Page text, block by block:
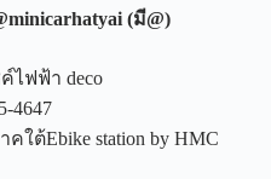
(มี@)
ไฟฟ้า deco
4647
ต้Ebike station by HMC